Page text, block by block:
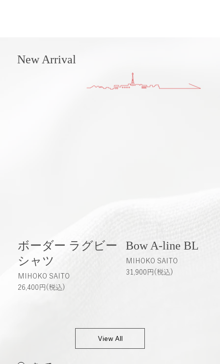
View All
New Arrival
ボーダー ラグビー
シャツ
MIHOKO SAITO
26,400円(税込)
Bow A-line BL
MIHOKO SAITO
31,900円(税込)